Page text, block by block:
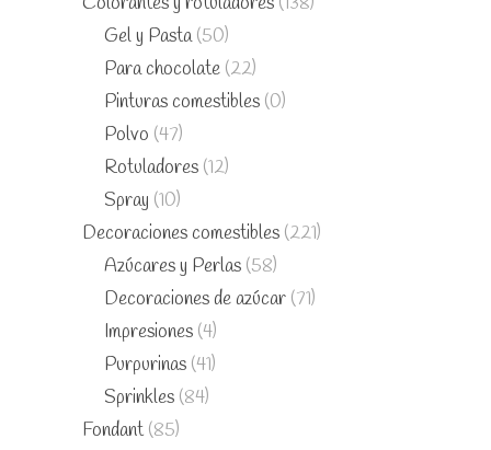
Gel y Pasta (50)
Para chocolate (22)
Pinturas comestibles (0)
Polvo (47)
Rotuladores (12)
Spray (10)
Decoraciones comestibles (221)
Azúcares y Perlas (58)
Decoraciones de azúcar (71)
Impresiones (4)
Purpurinas (41)
Sprinkles (84)
Fondant (85)